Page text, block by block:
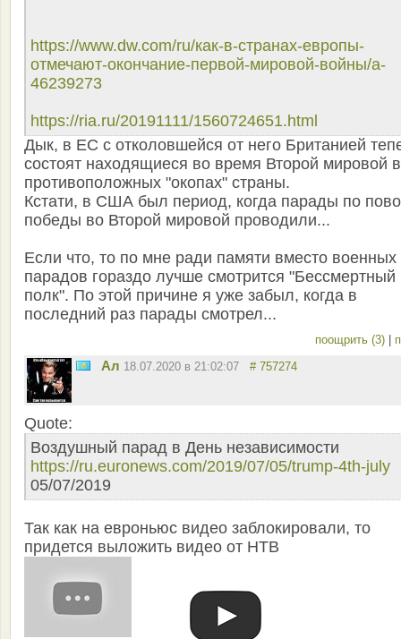
https://www.dw.com/ru/как-в-странах-европы-
отмечают-окончание-первой-мировой-войны/a-
46239273
https://ria.ru/20191111/1560724651.html
Дык, в ЕС с отколовшейся от него Британией
состоят находящиеся во время Второй мировой в
противоположных "окопах" страны.
Кстати, в США был период, когда парады по
победы во Второй мировой проводили...
Если что, то по мне ради памяти вместо военных
парадов гораздо лучше смотрится "Бессмертный
полк". По этой причине я уже забыл, когда в
последний раз парады смотрел...
поощрить (3)
Ал 18.07.2020 в 21:02:07 # 757274
Quote:
Воздушный парад в День независимости
https://ru.euronews.com/2019/07/05/trump-4th-july
05/07/2019
Так как на евроньюс видео заблокировали, то
придется выложить видео от НТВ